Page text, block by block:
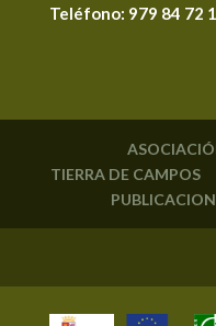
Teléfono: 979 84 72
TIERRA DE CAMPOS